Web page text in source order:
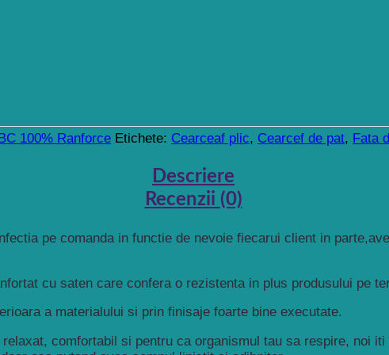
100% Ranforce Etichete: Cearceaf plic, Cearcef de pat, Fata
Descriere
Recenzii (0)
pe comanda in functie de nevoie fiecarui client in
cu saten care confera o rezistenta in plus produsului pe
a materialului si prin finisaje foarte bine executate.
comfortabil si pentru ca organismul tau sa respire, noi